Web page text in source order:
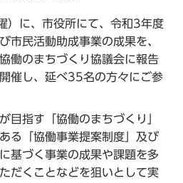
）に、市役所にて、令和3年度
市民活動助成事業の成果を、
働のまちづくり協議会に報告
催し、延べ35名の方々にご参
目指す「協働のまちづくり」
る「協働事業提案制度」及び
基づく事業の成果や課題を多
だくことなどを狙いとして実